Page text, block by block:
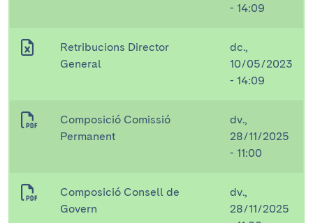
- 14:09
Retribucions Director
General
dc.,
10/05/2023
- 14:09
Composició Comissió
Permanent
dv.,
28/11/2025
- 11:00
Composició Consell de
Govern
dv.,
28/11/2025